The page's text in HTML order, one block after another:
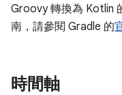
Groovy 轉換為 Kotlin
南，請參閱 Gradle 的
時間軸